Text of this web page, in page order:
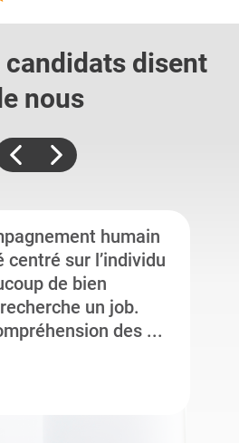
candidats disent
nous
humain
centré sur l’individu
de bien
un job.
des ...